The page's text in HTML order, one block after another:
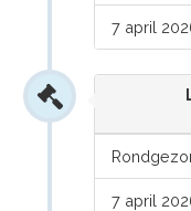
7 april
7 april